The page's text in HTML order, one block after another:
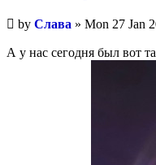
Unread
post
by Слава » Mon 27 Jan
А у нас сегодня был вот